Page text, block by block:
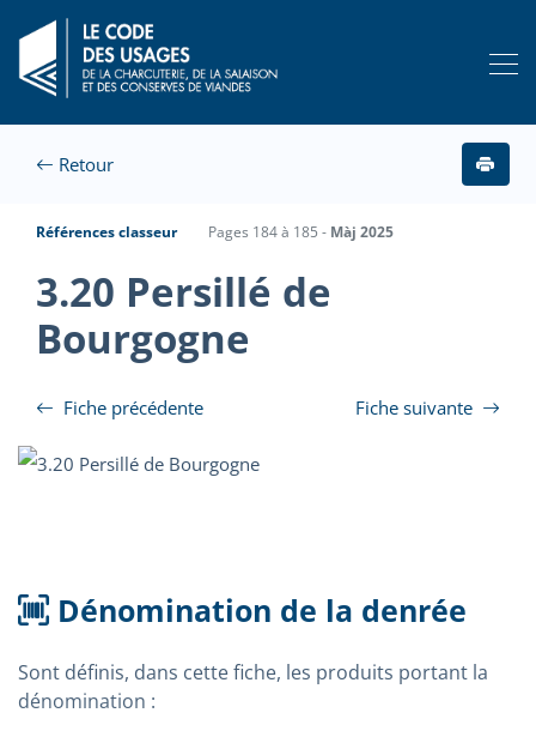
Retour
Références classeur Pages 184 à 185 - Màj 2025
3.20 Persillé de
Bourgogne
Fiche précédente Fiche suivante
Dénomination de la denrée
Sont définis, dans cette fiche, les produits portant la
dénomination :